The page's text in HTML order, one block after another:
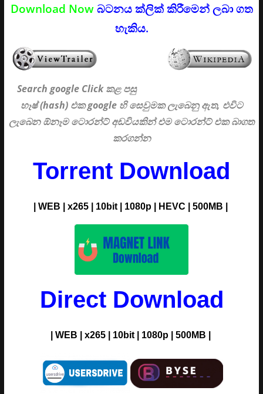
Download Nowබටනය ක්ලික් කිරීමෙන් ලබා ගත
හැකිය.
Search google Clickකළ පසු
හෑෂ් (hash) එක google හි සෙවුමක ලැබෙනු ඇත, එවිට
ලැබෙන ඕනෑම ටොරන්ට් අඩවියකින් එම ටොරන්ට් එක බාගත
කරගන්න
Torrent Download
| WEB | x265 | 10bit | 1080p | HEVC | 500MB |
Direct Download
| WEB | x265 | 10bit | 1080p | 500MB |